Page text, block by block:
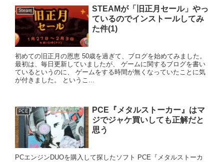
Steam
STEAMが「旧正月セール」やっ
ているのでインストールしてみ
た件(1)
初めての旧正月の恩恵 50歳を過ぎて、ブログを始めてみました。
最初は、毎日更新していましたが、 ゲームに関するブログを書い
ているというのに、 ゲームをする時間が無くなっていたことに気
が付きました。 というこ...
PCE
PCE『メタルストーカー』はマ
ジでジャケ買いしても正解だと
思う
PCエンジンDUOを購入して探したソフト PCE『メタルストーカ